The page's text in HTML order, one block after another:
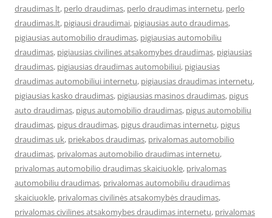
draudimas lt, perlo draudimas, perlo draudimas internetu, perlo
draudimas.lt, pigiausi draudimai, pigiausias auto draudimas,
pigiausias automobilio draudimas, pigiausias automobiliu
draudimas, pigiausias civilines atsakomybes draudimas, pigiausias
draudimas, pigiausias draudimas automobiliui, pigiausias
draudimas automobiliui internetu, pigiausias draudimas internetu,
pigiausias kasko draudimas, pigiausias masinos draudimas, pigus
auto draudimas, pigus automobilio draudimas, pigus automobiliu
draudimas, pigus draudimas, pigus draudimas internetu, pigus
draudimas uk, priekabos draudimas, privalomas automobilio
draudimas, privalomas automobilio draudimas internetu,
privalomas automobilio draudimas skaiciuokle, privalomas
automobiliu draudimas, privalomas automobiliu draudimas
skaiciuokle, privalomas civilinės atsakomybės draudimas,
privalomas civilines atsakomybes draudimas internetu, privalomas